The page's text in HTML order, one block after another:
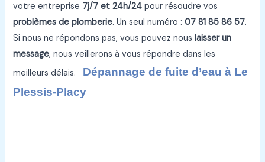
votre entreprise 7j/7 et 24h/24 pour résoudre vos
problèmes de plomberie. Un seul numéro :07 81 85 86 57.
Si nous ne répondons pas, vous pouvez nous laisser un
message, nous veillerons à vous répondre dans les
meilleurs délais. Dépannage de fuite d’eau à Le
Plessis-Placy